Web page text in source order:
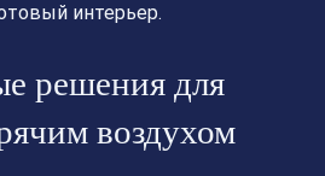
интерьер.
решения для
воздухом